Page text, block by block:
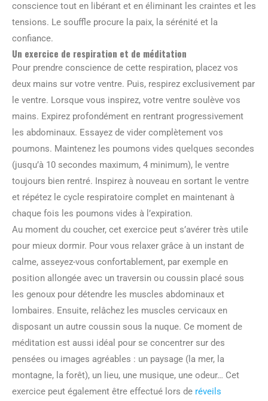
conscience tout en libérant et en éliminant les craintes et les
tensions. Le souffle procure la paix, la sérénité et la
confiance.
Un exercice de respiration et de méditation
Pour prendre conscience de cette respiration, placez vos
deux mains sur votre ventre. Puis, respirez exclusivement par
le ventre. Lorsque vous inspirez, votre ventre soulève vos
mains. Expirez profondément en rentrant progressivement
les abdominaux. Essayez de vider complètement vos
poumons. Maintenez les poumons vides quelques secondes
(jusqu’à 10 secondes maximum, 4 minimum), le ventre
toujours bien rentré. Inspirez à nouveau en sortant le ventre
et répétez le cycle respiratoire complet en maintenant à
chaque fois les poumons vides à l’expiration.
Au moment du coucher, cet exercice peut s’avérer très utile
pour mieux dormir. Pour vous relaxer grâce à un instant de
calme, asseyez-vous confortablement, par exemple en
position allongée avec un traversin ou coussin placé sous
les genoux pour détendre les muscles abdominaux et
lombaires. Ensuite, relâchez les muscles cervicaux en
disposant un autre coussin sous la nuque. Ce moment de
méditation est aussi idéal pour se concentrer sur des
pensées ou images agréables : un paysage (la mer, la
montagne, la forêt), un lieu, une musique, une odeur… Cet
exercice peut également être effectué lors de réveils